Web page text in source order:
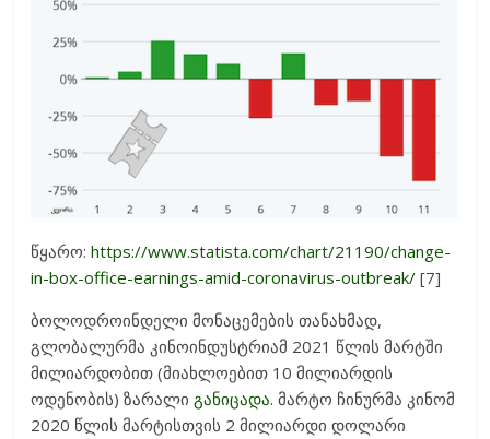
წყარო:https://www.statista.com/chart/21190/change-
in-box-office-earnings-amid-coronavirus-outbreak/ [7]
ბოლოდროინდელი მონაცემების თანახმად,
გლობალურმა კინოინდუსტრიამ 2021 წლის მარტში
მილიარდობით (მიახლოებით 10 მილიარდის
ოდენობის) ზარალიგანიცადა.მარტო ჩინურმა კინომ
2020 წლის მარტისთვის 2 მილიარდი დოლარი